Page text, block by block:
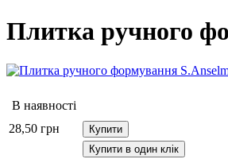
Плитка ручного
В наявності
28,50 грн
Купити
Купити в один клік